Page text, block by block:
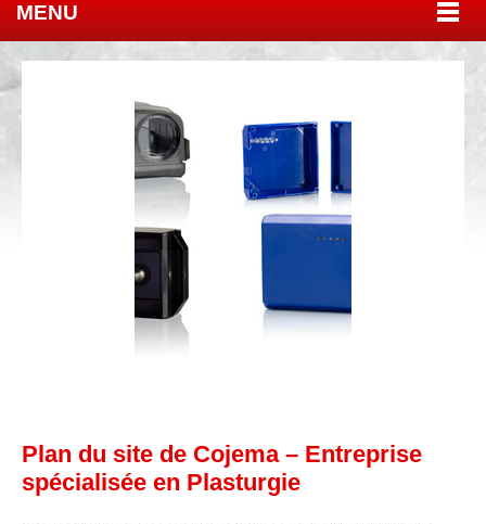
Plan du site de Cojema – Entreprise
spécialisée en Plasturgie
MENU